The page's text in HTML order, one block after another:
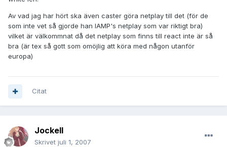
Av vad jag har hört ska även caster göra netplay till det (för de
som inte vet så gjorde han IAMP's netplay som var riktigt bra)
vilket är välkommnat då det netplay som finns till react inte är så
bra (är tex så gott som omöjlig att köra med någon utanför
europa)
Citat
JockeII
Skrivet juli 1, 2007